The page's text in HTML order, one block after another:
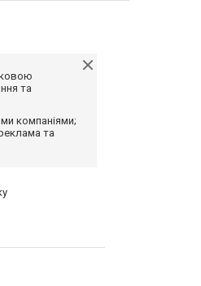
та
компаніями;
та